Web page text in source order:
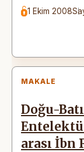
1 Ekim 2008
MAKALE
Doğu-
arası İbn